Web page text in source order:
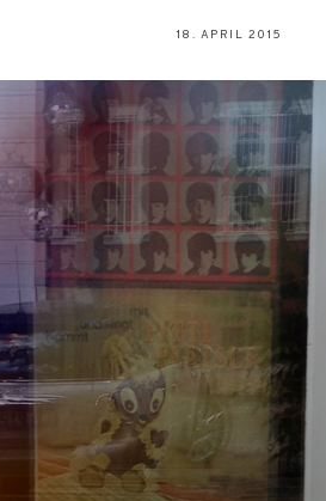
18. APRIL 2015